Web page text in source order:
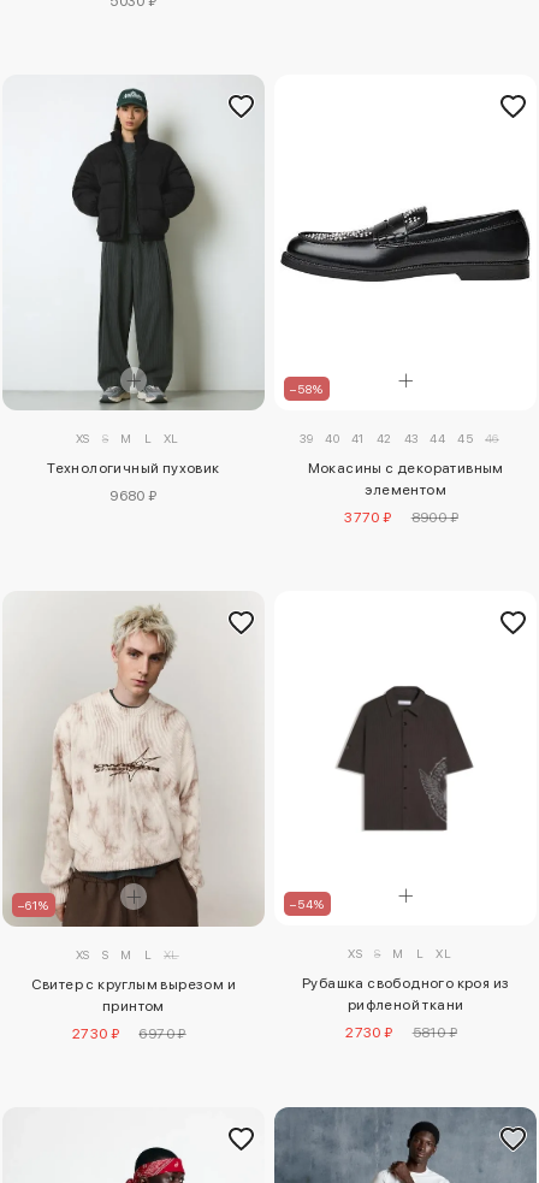
XS S M L XL
Технологичный пуховик
9680 ₽
–58%
39 40 41 42 43 44 45 46
Мокасины с декоративным
элементом
3770 ₽
8900 ₽
–61%
XS S M L XL
Свитер с круглым вырезом и
принтом
2730 ₽
6970 ₽
–54%
XS S M L XL
Рубашка свободного кроя из
рифленой ткани
2730 ₽
5810 ₽